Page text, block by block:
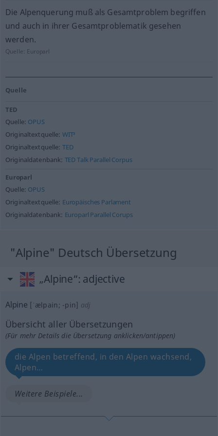
Die Alpenquerung muß als Gesamtproblem begriffen
und auch in ihrer Gesamtproblematik gesehen
werden.
Quelle: Europarl
Quelle
TED
Quelle: OPUS
Originaltextquelle: WIT³
Originaltextquelle: TED
Originaldatenbank: TED Talk Parallel Corpus
Europarl
Quelle: OPUS
Originaltextquelle: Europäisches Parlament
Originaldatenbank: Europarl Parallel Corups
"Alpine" Deutsch Übersetzung
„Alpine“: adjective
Alpine [ˈælpain; -pin] adj
Übersicht aller Übersetzungen
(Für mehr Details die Übersetzung anklicken/antippen)
die Alpen betreffend, in den Alpen wachsend,
Alpen…
Weitere Beispiele...